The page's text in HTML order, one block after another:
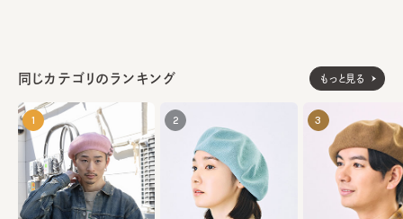
同じカテゴリのランキング もっと見る
1 2 3